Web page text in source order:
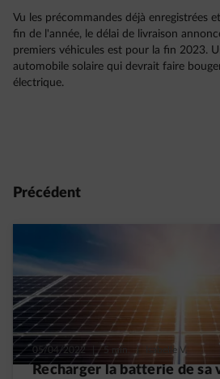
Vu les précommandes déjà enregistrées
fin de l'année, le délai de livraison
premiers véhicules est pour la fin 2023.
automobile solaire qui devrait faire
électrique.
Précédent
05/04/2022 5 min. Isabelle V.
Recharger la batterie de sa